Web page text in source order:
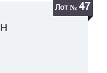
Лот № 47